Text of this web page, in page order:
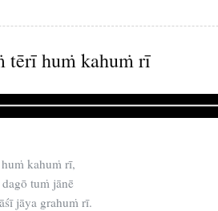
tērī huṁ kahuṁ rī
kahuṁ rī,
tuṁ jānē
jāya grahuṁ rī.